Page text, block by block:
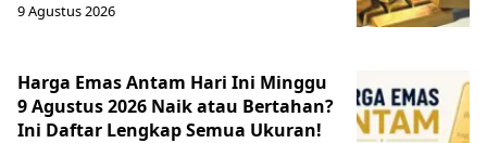
9 Agustus 2026
Harga Emas Antam Hari Ini Minggu
9 Agustus 2026 Naik atau Bertahan?
Ini Daftar Lengkap Semua Ukuran!